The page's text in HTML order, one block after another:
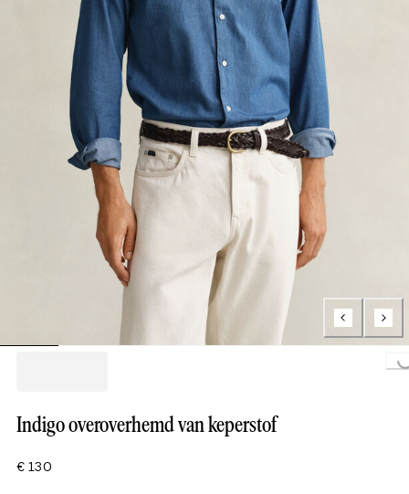
Loading...
Indigo overoverhemd van keperstof
€ 130